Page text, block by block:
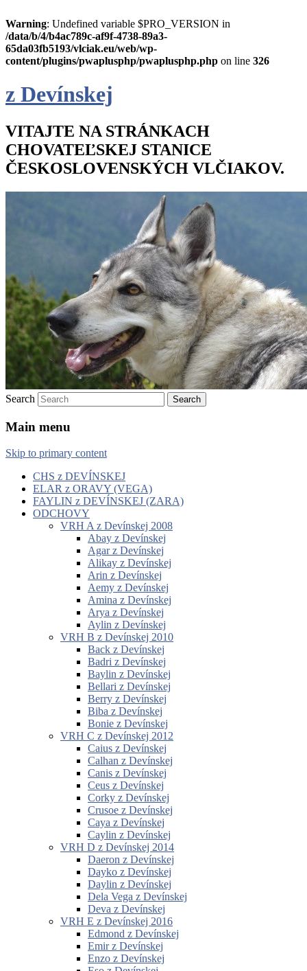
Warning: Undefined variable $PRO_VERSION in
/data/b/4/b4ac789c-af9f-4738-89a3-
65da03fb5193/vlciak.eu/web/wp-
content/plugins/pwaplusphp/pwaplusphp.php on line 326
z Devínskej
VITAJTE NA STRÁNKACH
CHOVATEĽSKEJ STANICE
ČESKOSLOVENSKÝCH VLČIAKOV.
Search
Main menu
Skip to primary content
CHS z DEVÍNSKEJ
ELAR z ORAVY (VEGA)
FAYLIN z DEVÍNSKEJ (ZARA)
ODCHOVY
VRH A z Devínskej 2008
Abay z Devínskej
Agar z Devínskej
Alikay z Devínskej
Arin z Devínskej
Aemy z Devínskej
Amina z Devínskej
Arya z Devínskej
Aylin z Devínskej
VRH B z Devínskej 2010
Back z Devínskej
Badri z Devínskej
Baylin z Devínskej
Bellari z Devínskej
Berry z Devínskej
Biba z Devínskej
Bonie z Devínskej
VRH C z Devínskej 2012
Caius z Devínskej
Calhan z Devínskej
Canis z Devínskej
Ceus z Devínskej
Corky z Devínskej
Crusoe z Devínskej
Caya z Devínskej
Caylin z Devínskej
VRH D z Devínskej 2014
Daeron z Devínskej
Dayko z Devínskej
Daylin z Devínskej
Dela Vega z Devínskej
Deva z Devínskej
VRH E z Devínskej 2016
Edmond z Devínskej
Emir z Devínskej
Enzo z Devínskej